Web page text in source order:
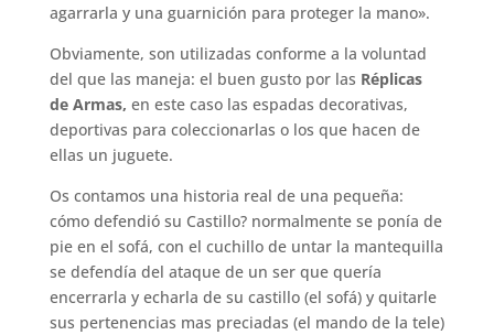
agarrarla y una guarnición para proteger la mano».
Obviamente, son utilizadas conforme a la voluntad
del que las maneja: el buen gusto por las Réplicas
de Armas, en este caso las espadas decorativas,
deportivas para coleccionarlas o los que hacen de
ellas un juguete.
Os contamos una historia real de una pequeña:
cómo defendió su Castillo? normalmente se ponía de
pie en el sofá, con el cuchillo de untar la mantequilla
se defendía del ataque de un ser que quería
encerrarla y echarla de su castillo (el sofá) y quitarle
sus pertenencias mas preciadas (el mando de la tele)